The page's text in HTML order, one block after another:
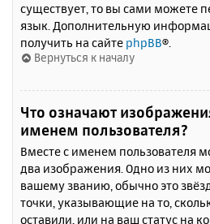
существует, то вы сами можете
язык. Дополнительную
получить на сайте phpBB®.
Вернуться к началу
Что означают
именем пользователя?
Вместе с именем пользователя
два изображения. Одно из них
вашему званию, обычно это
точки, указывающие на то,
оставили, или на ваш статус на